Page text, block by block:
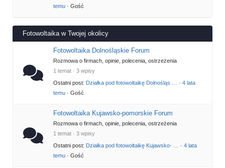
temu · Gość
Fotowoltaika w Twojej okolicy
Fotowoltaika Dolnośląskie Forum
Rozmowa o firmach, opinie, polecenia, ostrzeżenia
1 temat · 3 wpisy
Ostatni post: Działka pod fotowoltaikę Dolnośląs … · 4 lata
temu · Gość
Fotowoltaika Kujawsko-pomorskie Forum
Rozmowa o firmach, opinie, polecenia, ostrzeżenia
1 temat · 3 wpisy
Ostatni post: Działka pod fotowoltaikę Kujawsko- … · 4 lata
temu · Gość